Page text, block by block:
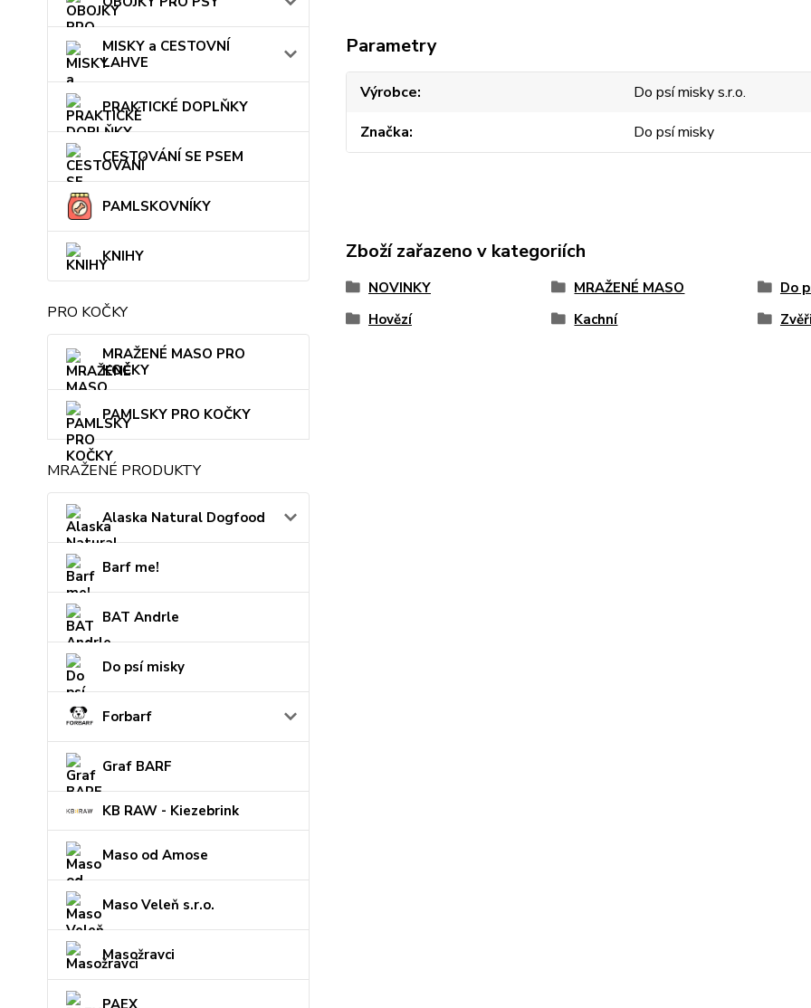
MISKY a CESTOVNÍ
LAHVE
PRAKTICKÉ DOPLŇKY
CESTOVÁNÍ SE PSEM
PAMLSKOVNÍKY
KNIHY
PRO KOČKY
MRAŽENÉ MASO PRO
KOČKY
PAMLSKY PRO KOČKY
MRAŽENÉ PRODUKTY
Alaska Natural Dogfood
Barf me!
BAT Andrle
Do psí misky
Forbarf
Graf BARF
KB RAW - Kiezebrink
Maso od Amose
Maso Veleň s.r.o.
Masožravci
PAEX
Parametry
Výrobce
Do psí misky s.r.o.
Značka
Do psí misky
Zboží zařazeno v kategoriích
NOVINKY MRAŽENÉ MASO Do
Hovězí
Kachní